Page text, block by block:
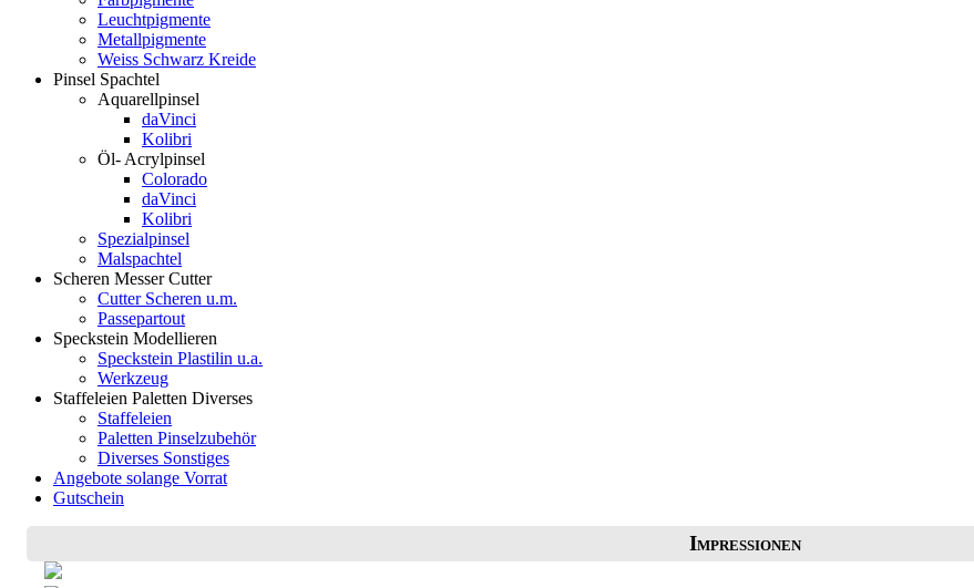
Leuchtpigmente
Metallpigmente
Weiss Schwarz Kreide
Pinsel Spachtel
Aquarellpinsel
daVinci
Kolibri
Öl- Acrylpinsel
Colorado
daVinci
Kolibri
Spezialpinsel
Malspachtel
Scheren Messer Cutter
Cutter Scheren u.m.
Passepartout
Speckstein Modellieren
Speckstein Plastilin u.a.
Werkzeug
Staffeleien Paletten Diverses
Staffeleien
Paletten Pinselzubehör
Diverses Sonstiges
Angebote solange Vorrat
Gutschein
Impressionen